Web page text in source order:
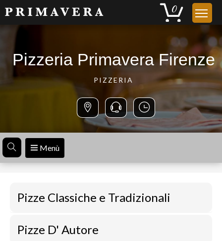
Pizzeria Primavera Firenze
PIZZERIA
Menù
Pizze Classiche e Tradizionali
Pizze D' Autore